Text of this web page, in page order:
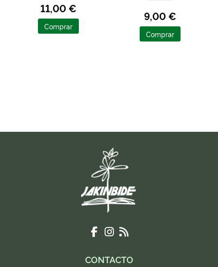
11,00 €
Comprar
9,00 €
Comprar
CONTACTO